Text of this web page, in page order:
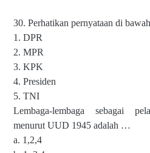
30. Perhatikan pernyataan di
1. DPR
2. MPR
3. KPK
4. Presiden
5. TNI
Lembaga-lembaga sebagai
menurut UUD 1945 adalah …
a. 1,2,4